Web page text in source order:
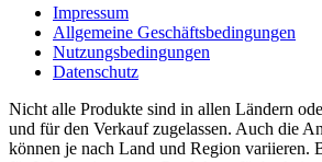
Impressum
Allgemeine Geschäftsbedingungen
Nutzungsbedingungen
Datenschutz
Nicht alle Produkte sind in allen Ländern
und für den Verkauf zugelassen. Auch die
können je nach Land und Region variieren.